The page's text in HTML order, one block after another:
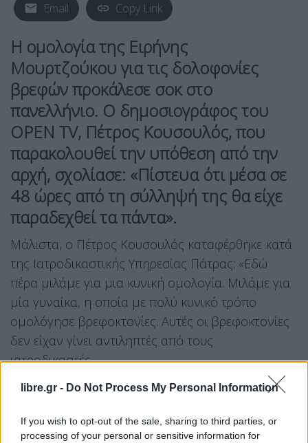
libre.gr - Do Not Process My Personal Information
If you wish to opt-out of the sale, sharing to third parties, or
processing of your personal or sensitive information for
Email Copy Link
Η ομολογία της Ειρήνης
Μουρτζούκου για τις δολοφονίες
βρεφών προκάλεσε σοκ στο
πανελλήνιο. Ο δημοσιογράφος του
OPEN TV, Πέτρος Κουσουλός, που
παρακολουθεί την υπόθεση από την
αρχή, σχολίασε: «Πίστευα ότι μέσα σε
48 ώρες από τη σύλληψή της θα είχε
παραδεχθεί τα πάντα».
Μάλιστα, ο Πέτρος Κουσουλός καταφέρθηκε κατά
της Ιατροδικαστικής Υπηρεσίας Πάτρας: «Εδώ
πέρα μιλάμε για μια κυνική ομολογία. Μιλάμε για
μία γυναίκα, η οποία με πολύ κυνικό τρόπο
ομολόγησε βρεφοκτονίες. Αυτές οι βρεφοκτονίες
δεν είχαν γίνει αντιληπτές από τους
ιατροδικαστές.
Εδώ πέρα πρέπει να ξεκινήσει η έρευνα: Πρέπει να
υπάρξει εισαγγελική έρευνα και να ξηλωθεί από
την αρχή μέχρι το τέλος η Ιατροδικαστική